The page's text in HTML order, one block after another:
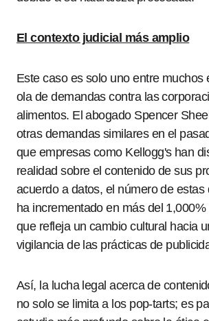
El contexto judicial más amplio
Este caso es solo uno entre muchos
ola de demandas contra las
alimentos. El abogado Spencer
otras demandas similares en el
que empresas como Kellogg's han
realidad sobre el contenido de sus
acuerdo a datos, el número de estas
ha incrementado en más del
que refleja un cambio cultural hacia
vigilancia de las prácticas de
Así, la lucha legal acerca de
no solo se limita a los pop-tarts; es